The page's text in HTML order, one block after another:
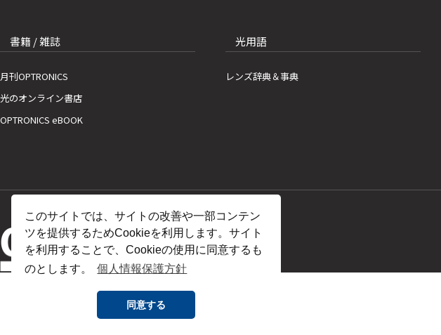
このサイトでは、サイトの改善や一部コンテン
ツを提供するためCookieを利用します。サイト
を利用することで、Cookieの使用に同意するも
のとします。
個人情報保護方針
同意する
書籍 / 雑誌
月刊OPTRONICS
光のオンライン書店
OPTRONICS eBOOK
光用語
レンズ辞典＆事典